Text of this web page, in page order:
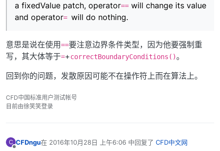
a fixedValue patch, operator== will change its value
and operator= will do nothing.
意思是说在使用==要注意边界条件类型，因为他要强制重
写，其大体等于=+correctBoundaryConditions()。
回到你的问题，发散原因可能不在操作符上而在算法上。
CFD中国标准用户测试帐号
目前由徐笑笑登录
C CFDngu在 2016年10月28日 上午6:06 中回复了 CFD中文网
最后由 编辑